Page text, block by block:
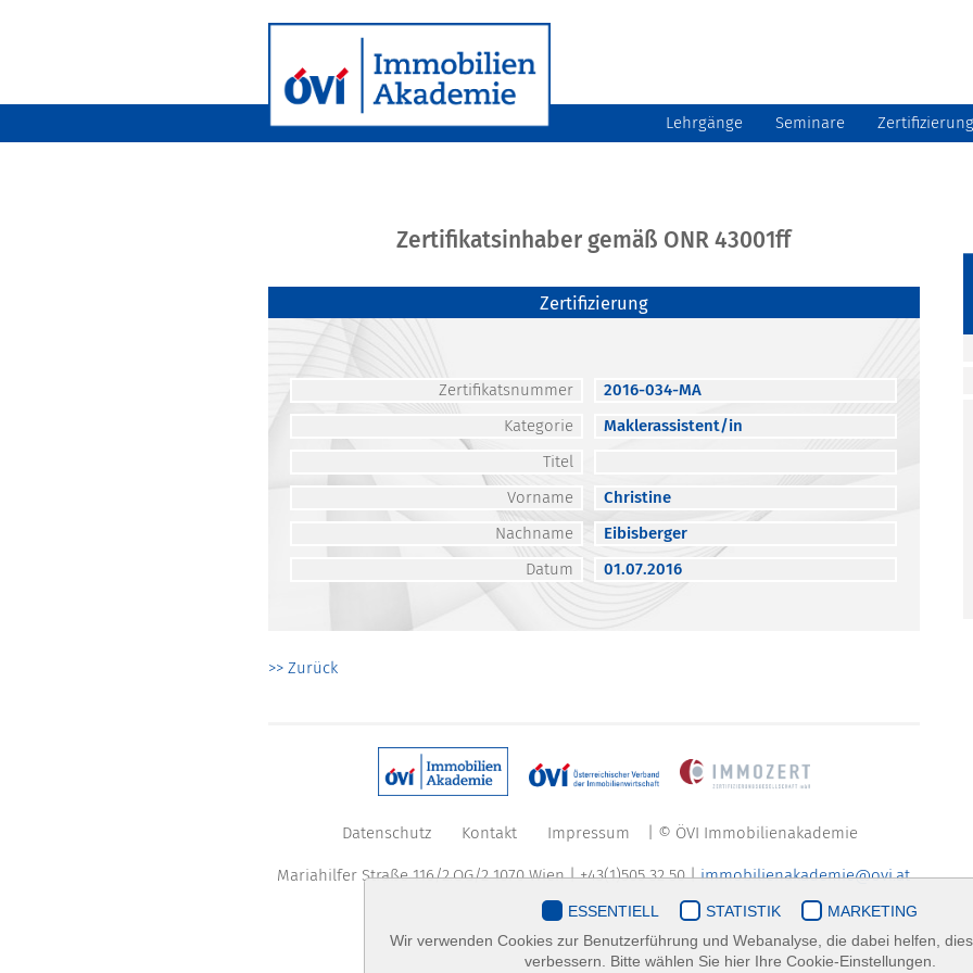
Lehrgänge Seminare Zertifizierung
Zertifikatsinhaber gemäß ONR 43001ff
Zertifizierung
Zertifikatsnummer
2016-034-MA
Kategorie
Maklerassistent/in
Titel
Vorname
Christine
Nachname
Eibisberger
Datum
01.07.2016
>> Zurück
Datenschutz Kontakt Impressum | © ÖVI Immobilienakademie
Mariahilfer Straße 116/2.OG/2 1070 Wien | +43(1)505 32 50 |immobilienakademie@ovi.at
ESSENTIELL STATISTIK
MARKETING
Wir verwenden Cookies zur Benutzerführung und Webanalyse, die dabei helfen,
verbessern. Bitte wählen Sie hier Ihre Cookie-Einstellungen.